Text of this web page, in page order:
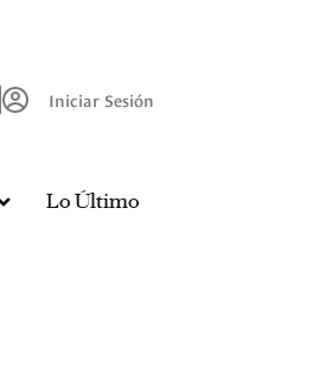
Iniciar Sesión
Lo Último